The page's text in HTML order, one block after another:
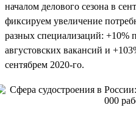
началом делового сезона в
фиксируем увеличение
разных специализаций: +10%
августовских вакансий и
сентябрем 2020-го.